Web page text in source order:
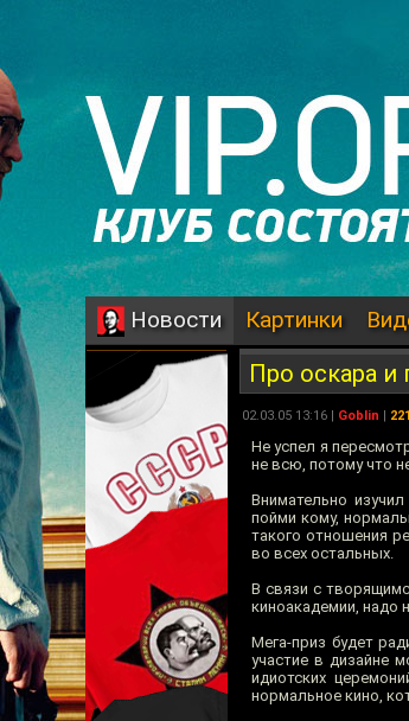
Новости Картинки
Про оскара
02.03.05 13:16 | Goblin |
Не успел я
не всю, потому что
Внимательно
пойми кому,
такого отношения
во всех остальных.
В связи с
киноакадемии, надо
Мега-приз будет
участие в дизайне
идиотских
нормальное кино,